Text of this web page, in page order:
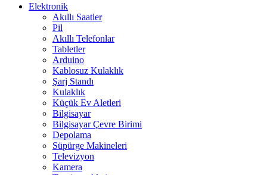
Elektronik
Akıllı Saatler
Pil
Akıllı Telefonlar
Tabletler
Arduino
Kablosuz Kulaklık
Şarj Standı
Kulaklık
Küçük Ev Aletleri
Bilgisayar
Bilgisayar Çevre Birimi
Depolama
Süpürge Makineleri
Televizyon
Kamera